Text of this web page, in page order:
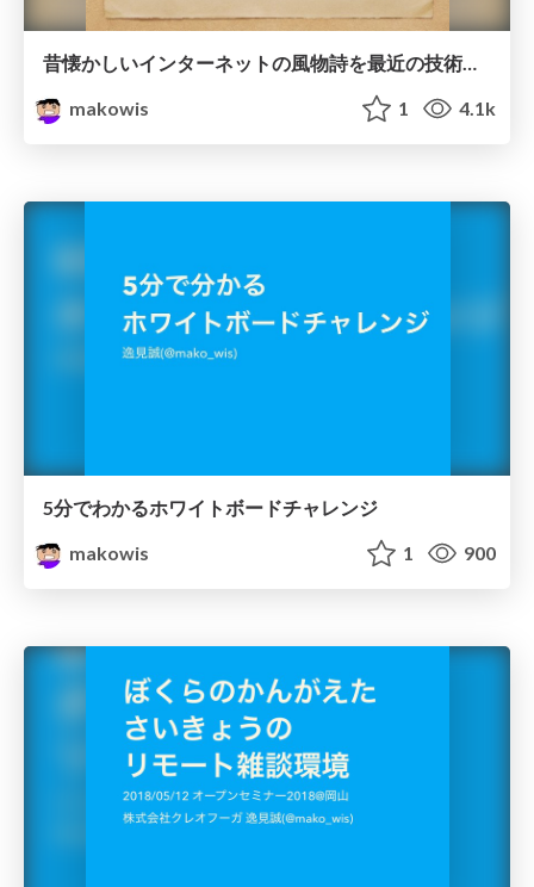
昔懐かしいインターネットの風物詩を最近の技術で作る話
makowis
1 4.1k
5分でわかるホワイトボードチャレンジ
makowis
1 900